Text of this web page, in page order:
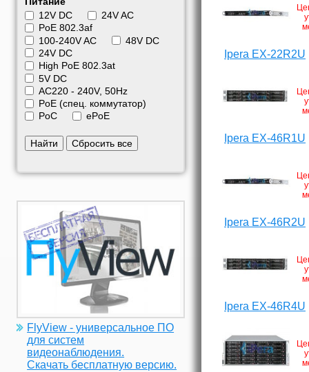
12V DC
24V AC
PoE 802.3af
100-240V AC
48V DC
24V DC
High PoE 802.3at
5V DC
АС220 - 240V, 50Hz
PoE (спец. коммутатор)
PoC
ePoE
Найти Сбросить все
FlyView - универсальное ПО
для систем
видеонаблюдения.
Скачать бесплатную версию.
Ipera EX-22R2U
Ipera EX-46R1U
Ipera EX-46R2U
Ipera EX-46R4U